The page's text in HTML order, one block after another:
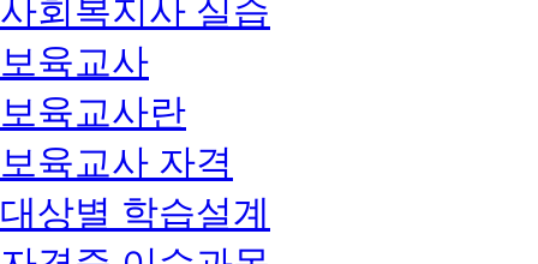
사회복지사 실습
보육교사
보육교사란
보육교사 자격
대상별 학습설계